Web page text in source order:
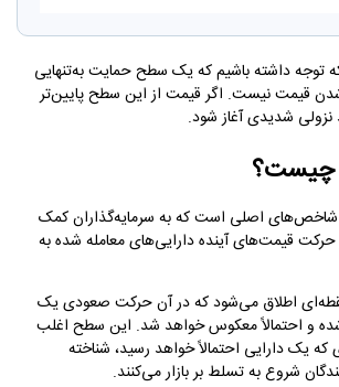
توجه داشته باشیم که یک سطح حمایت به‌تنهایی
قیمت نیست. اگر قیمت از این سطح پایین‌تر
شدیدی آغاز شود.
چیست؟
اصلی است که به سرمایه‌گذاران کمک
قیمت‌های آینده دارایی‌های معامله شده به
اطلاق می‌شود که در آن حرکت صعودی یک
و احتمالاً معکوس خواهد شد. این سطح اغلب
که یک دارایی احتمالاً خواهد رسید، شناخته
شروع به تسلط بر بازار می‌کنند.